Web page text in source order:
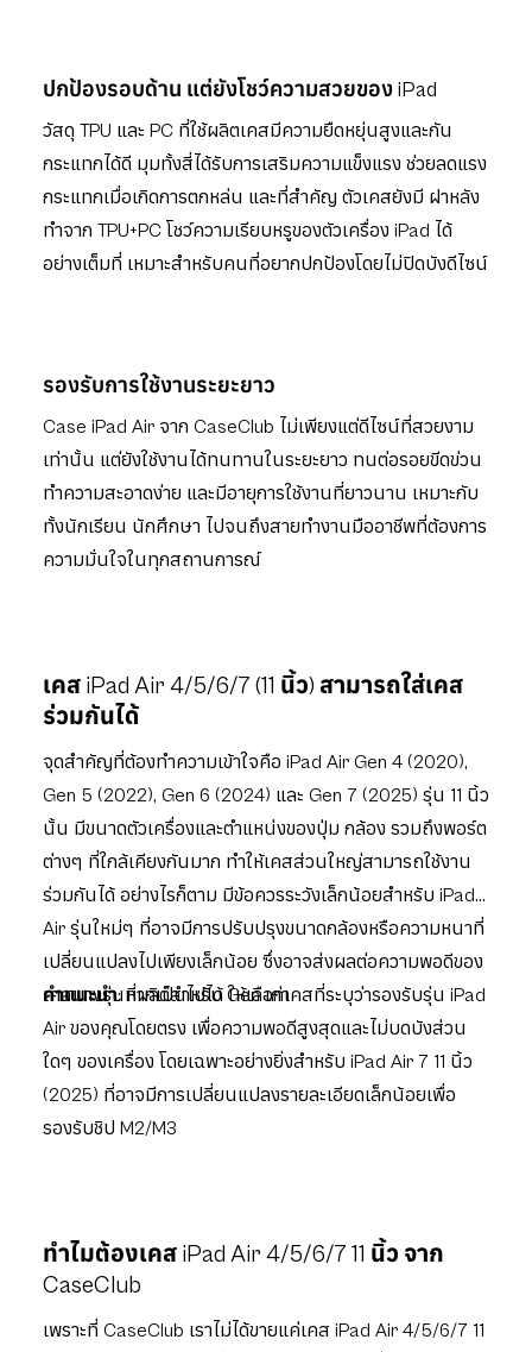
ปกป้องรอบด้าน แต่ยังโชว์ความสวยของ iPad
วัสดุ TPU และ PC ที่ใช้ผลิตเคสมีความยืดหยุ่นสูงและกัน
กระแทกได้ดี มุมทั้งสี่ได้รับการเสริมความแข็งแรง ช่วยลดแรง
กระแทกเมื่อเกิดการตกหล่น และที่สำคัญ ตัวเคสยังมี ฝาหลัง
ทำจาก TPU+PC โชว์ความเรียบหรูของตัวเครื่อง iPad ได้
อย่างเต็มที่ เหมาะสำหรับคนที่อยากปกป้องโดยไม่ปิดบังดีไซน์
รองรับการใช้งานระยะยาว
Case iPad Air จาก CaseClub ไม่เพียงแต่ดีไซน์ที่สวยงาม
เท่านั้น แต่ยังใช้งานได้ทนทานในระยะยาว ทนต่อรอยขีดข่วน
ทำความสะอาดง่าย และมีอายุการใช้งานที่ยาวนาน เหมาะกับ
ทั้งนักเรียน นักศึกษา ไปจนถึงสายทำงานมืออาชีพที่ต้องการ
ความมั่นใจในทุกสถานการณ์
เคส iPad Air 4/5/6/7 (11 นิ้ว) สามารถใส่เคส
ร่วมกันได้
จุดสำคัญที่ต้องทำความเข้าใจคือ iPad Air Gen 4 (2020),
Gen 5 (2022), Gen 6 (2024) และ Gen 7 (2025) รุ่น 11 นิ้ว
นั้น มีขนาดตัวเครื่องและตำแหน่งของปุ่ม กล้อง รวมถึงพอร์ต
ต่างๆ ที่ใกล้เคียงกันมาก ทำให้เคสส่วนใหญ่สามารถใช้งาน
ร่วมกันได้ อย่างไรก็ตาม มีข้อควรระวังเล็กน้อยสำหรับ iPad
Air รุ่นใหม่ๆ ที่อาจมีการปรับปรุงขนาดกล้องหรือความหนาที่
เปลี่ยนแปลงไปเพียงเล็กน้อย ซึ่งอาจส่งผลต่อความพอดีของ
เคสบางรุ่นที่ผลิตสำหรับ Gen เก่า
คำแนะนำ:หากเป็นไปได้ ให้เลือกเคสที่ระบุว่ารองรับรุ่น iPad
Air ของคุณโดยตรง เพื่อความพอดีสูงสุดและไม่บดบังส่วน
ใดๆ ของเครื่อง โดยเฉพาะอย่างยิ่งสำหรับ iPad Air 7 11 นิ้ว
(2025) ที่อาจมีการเปลี่ยนแปลงรายละเอียดเล็กน้อยเพื่อ
รองรับชิป M2/M3
ทำไมต้องเคส iPad Air 4/5/6/7 11 นิ้ว จาก
CaseClub
เพราะที่ CaseClub เราไม่ได้ขายแค่เคส iPad Air 4/5/6/7 11